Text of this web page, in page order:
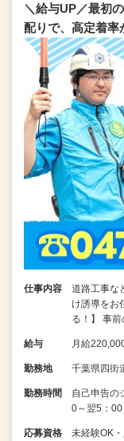
＼給与UP／最初
配りで、高定着
仕事内容
道路工事な
け誘導をお
る！】 事
給与 月給
勤務地 千葉県四
勤務時間
自己申告の
0～翌5：
応募資格
未経験OK